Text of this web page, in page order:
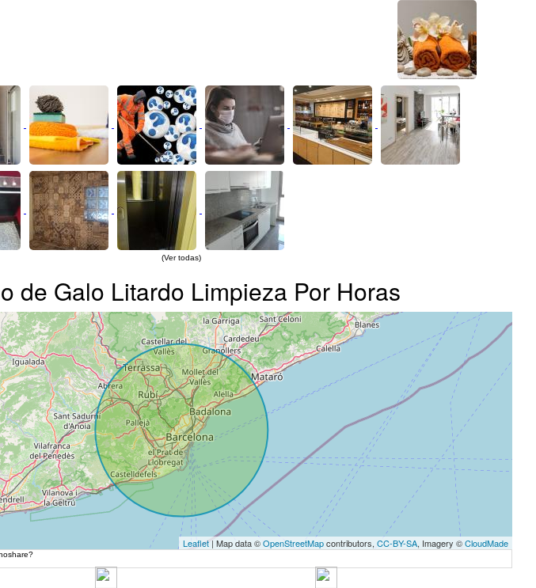
(Ver todas)
de Galo Litardo Limpieza Por Horas
Leaflet | Map data ©OpenStreetMapcontributors, CC-BY-SA, Imagery ©CloudMade